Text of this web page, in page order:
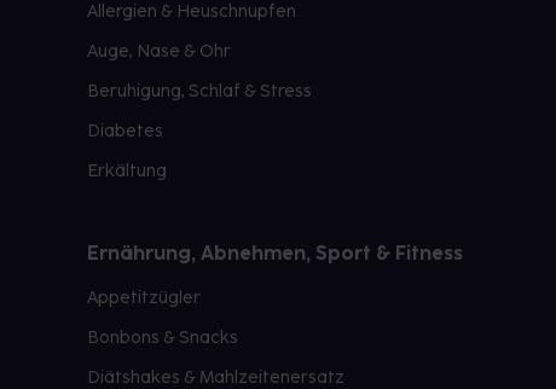
Allergien & Heuschnupfen
Auge, Nase & Ohr
Beruhigung, Schlaf & Stress
Diabetes
Erkältung
Ernährung, Abnehmen, Sport & Fitness
Appetitzügler
Bonbons & Snacks
Diätshakes & Mahlzeitenersatz